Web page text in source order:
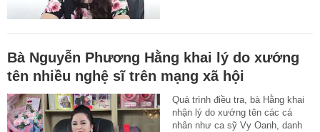
Bà Nguyễn Phương Hằng khai lý do xướng
tên nhiều nghệ sĩ trên mạng xã hội
Quá trình điều tra, bà Hằng khai
nhận lý do xướng tên các cá
nhân như ca sỹ Vy Oanh, danh